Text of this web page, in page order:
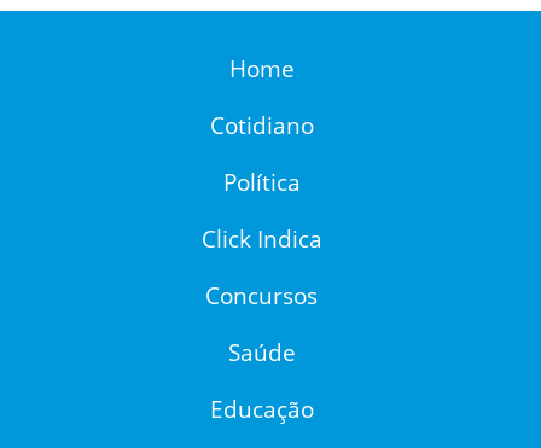
Home
Cotidiano
Política
Click Indica
Concursos
Saúde
Educação